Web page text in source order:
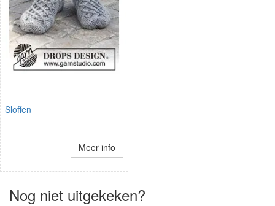
Sloffen
Meer info
Nog niet uitgekeken?